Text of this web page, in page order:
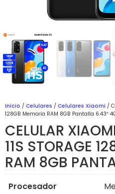
Inicio / Celulares / Celulares Xiaomi /
128GB Memoria RAM 8GB Pantalla 6.43″
CELULAR
11S STORAGE
RAM 8GB
Procesador